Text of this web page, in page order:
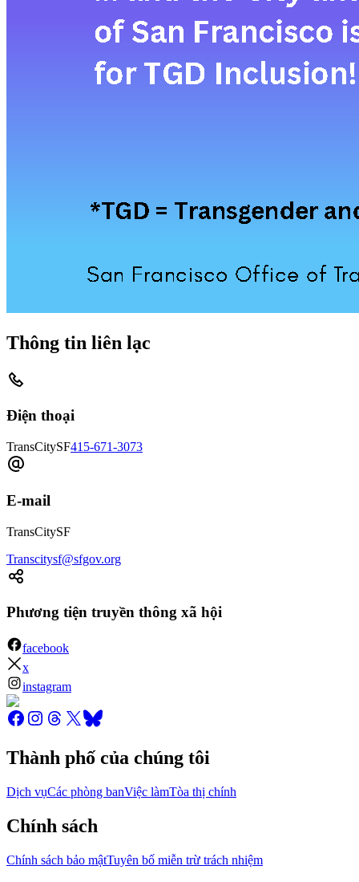
Thông tin liên lạc
Điện thoại
TransCitySF415-671-3073
E-mail
TransCitySF
Transcitysf@sfgov.org
Phương tiện truyền thông xã hội
facebook
x
instagram
Thành phố của chúng tôi
Dịch vụCác phòng banViệc làmTòa thị chính
Chính sách
Chính sách bảo mậtTuyên bố miễn trừ trách nhiệm